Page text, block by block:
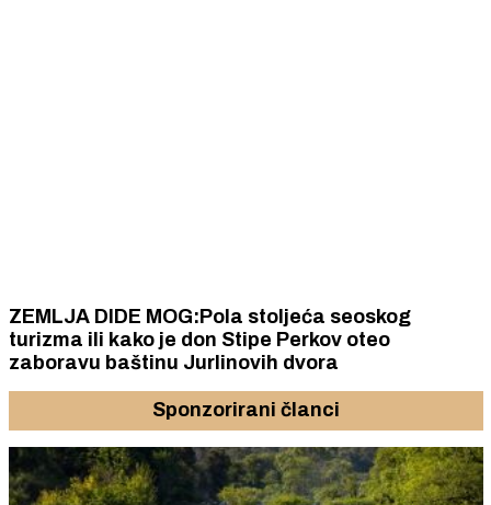
ZEMLJA DIDE MOG:Pola stoljeća seoskog
turizma ili kako je don Stipe Perkov oteo
zaboravu baštinu Jurlinovih dvora
Sponzorirani članci